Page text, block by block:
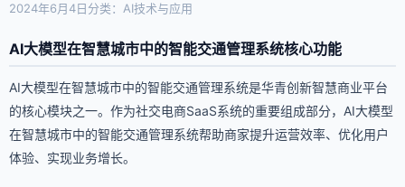
2024年6月4日分类：AI技术与应用
AI大模型在智慧城市中的智能交通管理系统核心功能
AI大模型在智慧城市中的智能交通管理系统是华青创新智慧商业平台
的核心模块之一。作为社交电商SaaS系统的重要组成部分，AI大模型
在智慧城市中的智能交通管理系统帮助商家提升运营效率、优化用户
体验、实现业务增长。